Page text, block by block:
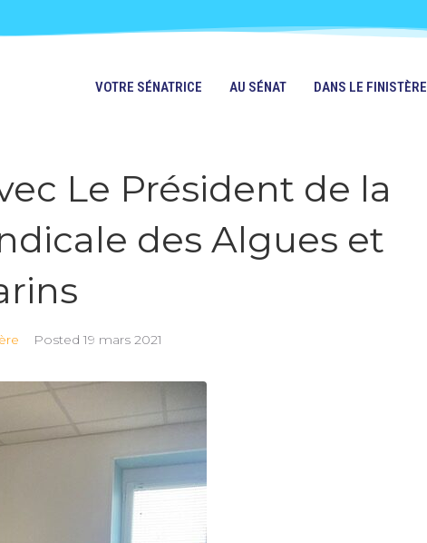
VOTRE SÉNATRICE AU SÉNAT DANS LE FINISTÈRE
Le Président de la
des Algues et
Posted 19 mars 2021